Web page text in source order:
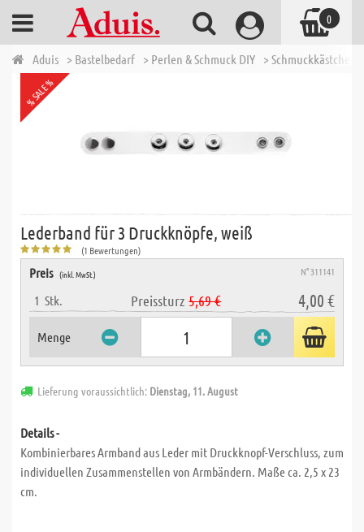
Aduis > Bastelbedarf > Perlen & Schmuck DIY > Schmuckkästchen -
% SALE %
Lederband für 3 Druckknöpfe, weiß
(1 Bewertungen)
Preis (inkl. MwSt.) N° 311141
1 Stk. Preissturz 5,69 € 4,00 €
Menge
Lieferung voraussichtlich: Dienstag, 11. August
Details -
Kombinierbares Armband aus Leder mit Druckknopf-Verschluss, zum
individuellen Zusammenstellen von Armbändern. Maße ca. 2,5 x 23
cm.
0